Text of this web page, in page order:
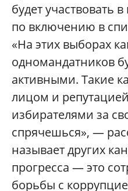
будет участвовать
по включению в
«На этих выборах
одномандатников
активными. Такие
лицом и
избирателями за
спрячешься», —
называет других
прогресса — это
борьбы с